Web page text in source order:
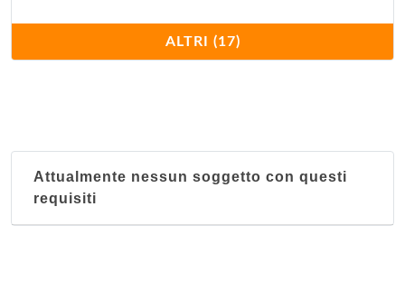
via della Pace 5, Castiglione del Lago
House Serena
ALTRI (17)
Attualmente nessun soggetto con questi
requisiti